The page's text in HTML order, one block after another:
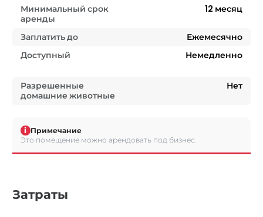
Минимальный срок
аренды
12 месяц
Заплатить до
Ежемесячно
Доступный
Немедленно
Разрешенные
домашние животные
Нет
i Примечание
Это помещение можно арендовать под бизнес.
Затраты